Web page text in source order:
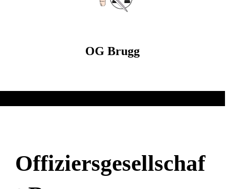
OG Brugg
Offiziersgesellschaf